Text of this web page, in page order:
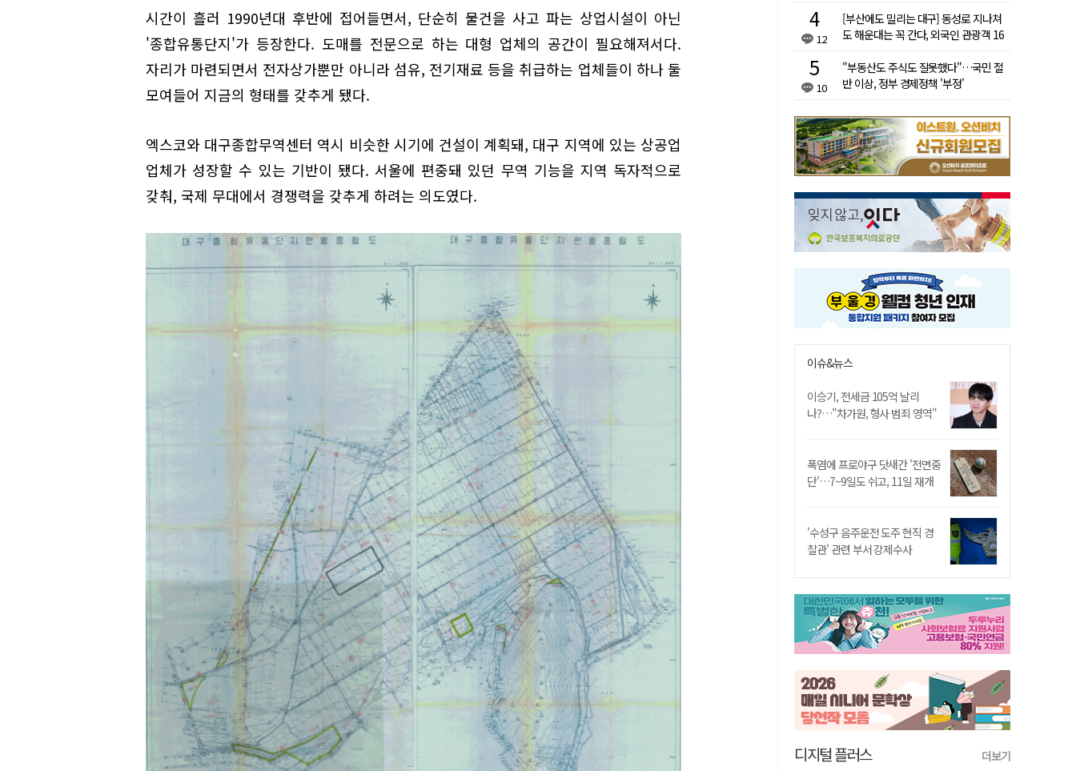
시간이 흘러 1990년대 후반에 접어들면서, 단순히 물건을 사고 파는 상업시설이 아닌
'종합유통단지'가 등장한다. 도매를 전문으로 하는 대형 업체의 공간이 필요해져서다.
자리가 마련되면서 전자상가뿐만 아니라 섬유, 전기재료 등을 취급하는 업체들이 하나 둘
모여들어 지금의 형태를 갖추게 됐다.
엑스코와 대구종합무역센터 역시 비슷한 시기에 건설이 계획돼, 대구 지역에 있는 상공업
업체가 성장할 수 있는 기반이 됐다. 서울에 편중돼 있던 무역 기능을 지역 독자적으로
갖춰, 국제 무대에서 경쟁력을 갖추게 하려는 의도였다.
12
[부산에도 밀리는 대구] 동성로 지나쳐
도 해운대는 꼭 간다, 외국인 관광객 16
10
"부동산도 주식도 잘못했다"…국민 절
반 이상, 정부 경제정책 '부정'
이슈&뉴스
이승기, 전세금 105억 날리
나?…"차가원, 형사 범죄 영역"
폭염에 프로야구 닷새간 '전면중
단'…7~9일도 쉬고, 11일 재개
'수성구 음주운전 도주 현직 경
찰관' 관련 부서 강제수사
디지털 플러스 더보기